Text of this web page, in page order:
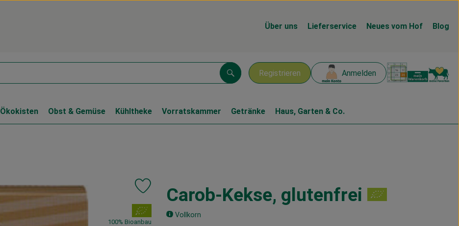
Über uns Lieferservice Neues vom Hof Blog
Registrieren Anmelden
Suchen
Ökokisten Obst & Gemüse Kühltheke Vorratskammer Getränke Haus, Garten & Co.
Carob-Kekse, glutenfrei
Vollkorn
Produkt zu Favouriten hinzufügen
, Verband:
100% Bioanbau